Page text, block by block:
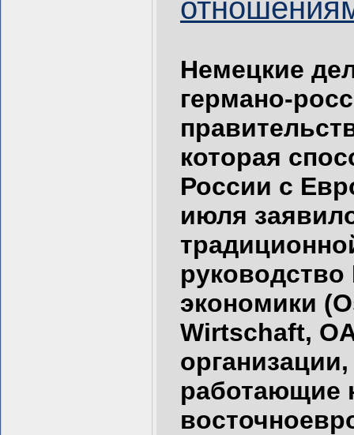
Немецкие
германо-
которая
России с
июля
руководство
экономики
Wirtschaft,
работающие